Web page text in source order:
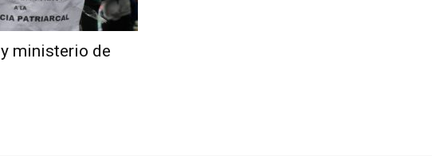
ministerio de